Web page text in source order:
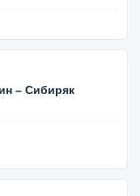
– Сибиряк